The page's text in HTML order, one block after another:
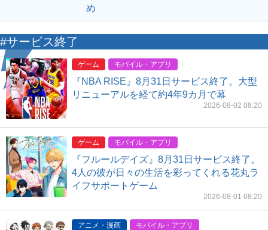
め
#サービス終了
ゲーム モバイル・アプリ
『NBA RISE』8月31日サービス終了。大型
リニューアルを経て約4年9カ月で幕
2026-08-02 08:20
ゲーム モバイル・アプリ
『フルールデイズ』8月31日サービス終了。
4人の彼が日々の生活を彩ってくれる花丸ラ
イフサポートゲーム
2026-08-01 08:20
アニメ・漫画 モバイル・アプリ